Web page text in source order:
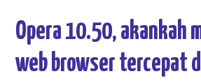
DOWNLOADS
Opera 10.50, akankah
web browser tercepat